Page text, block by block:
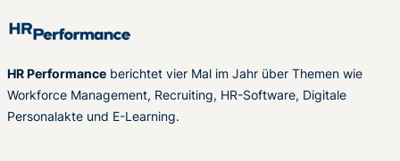
HR Performance berichtet vier Mal im Jahr über Themen wie
Workforce Management, Recruiting, HR-Software, Digitale
Personalakte und E-Learning.